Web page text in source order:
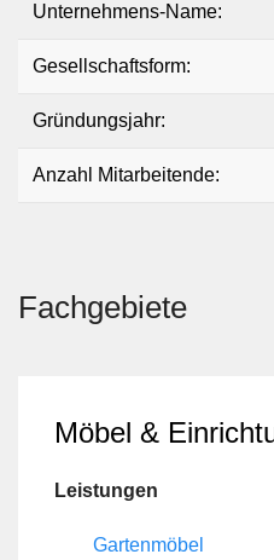
Unternehmens-Name:
Gesellschaftsform:
Gründungsjahr:
Anzahl Mitarbeitende:
Fachgebiete
Möbel &
Leistungen
Gartenmöbel